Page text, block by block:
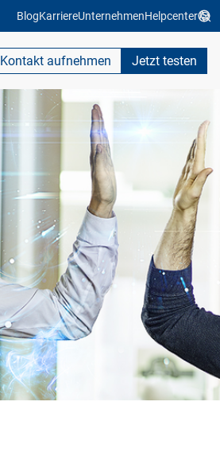
BlogKarriereUnternehmenHelpcenter
Kontakt aufnehmen Jetzt testen